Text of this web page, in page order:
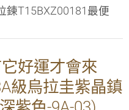
鍊T15BXZ00181最便
好運才會來
級烏拉圭紫晶鎮